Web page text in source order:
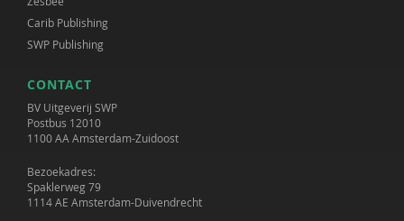
Carib Publishing
SWP Publishing
CONTACT
BV Uitgeverij SWP
Postbus 12010
1100 AA Amsterdam-Zuidoost
Bezoekadres:
Spaklerweg 79
1114 AE Amsterdam-Duivendrecht